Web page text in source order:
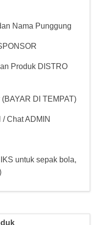
Nama Punggung
Produk DISTRO
DI TEMPAT)
Chat ADMIN
untuk sepak bola,